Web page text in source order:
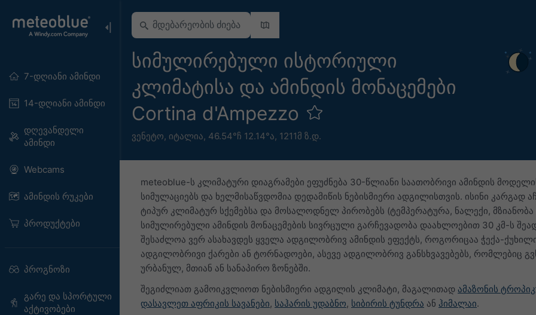
7-დღიანი ამინდი
14-დღიანი ამინდი
დღევანდელი
ამინდი
Webcams
ამინდის რუკები
პროდუქტები
პროგნოზი
გარე და სპორტული
აქტივობები
სიმულირებული ისტორიული
კლიმატისა და ამინდის მონაცემები
Cortina d'Ampezzo
ვენეტო, იტალია, 46.54°ჩ 12.14°ა, 1211მ ზ.დ.
meteoblue-ს კლიმატური დიაგრამები ეფუძნება 30-წლიანი საათობრივი ამინდის
სიმულაციებს და ხელმისაწვდომია დედამიწის ნებისმიერი ადგილისთვის. ისინი კარგად
ტიპურ კლიმატურ სქემებსა და მოსალოდნელ პირობებს (ტემპერატურა, ნალექი, მზიანობა
სიმულირებული ამინდის მონაცემების სივრცული გარჩევადობა დაახლოებით 30 კმ-ს
შესაძლოა ვერ ასახავდეს ყველა ადგილობრივ ამინდის ეფექტს, როგორიცაა ჭექა-
ადგილობრივი ქარები ან ტორნადოები, ასევე ადგილობრივ განსხვავებებს, რომლებიც
ურბანულ, მთიან ან სანაპირო ზონებში.
შეგიძლიათ გამოიკვლიოთ ნებისმიერი ადგილის კლიმატი, მაგალითად ამაზონის
დასავლეთ აფრიკის სავანები, საჰარის უდაბნო, სიბირის ტუნდრა ან ჰიმალაი.